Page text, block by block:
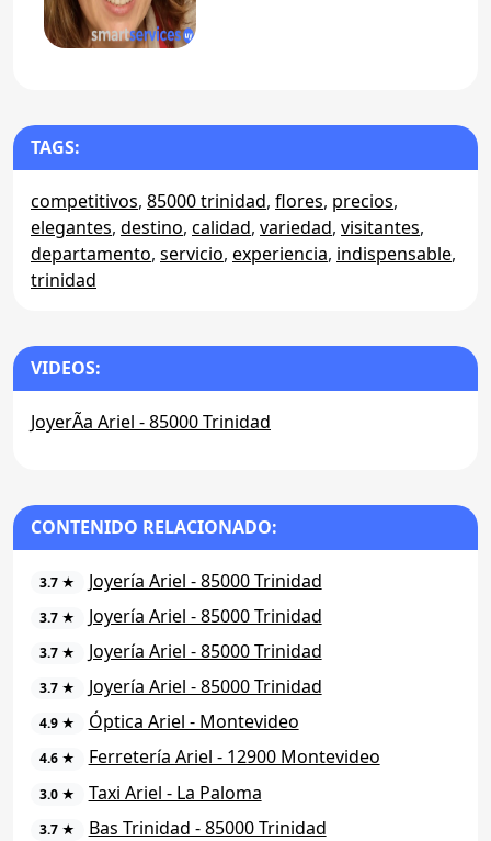
TAGS:
competitivos, 85000 trinidad, flores, precios,
elegantes, destino, calidad, variedad, visitantes,
departamento, servicio, experiencia, indispensable,
trinidad
VIDEOS:
JoyerÃ­a Ariel - 85000 Trinidad
CONTENIDO RELACIONADO:
3.7 ★ Joyería Ariel - 85000 Trinidad
3.7 ★ Joyería Ariel - 85000 Trinidad
3.7 ★ Joyería Ariel - 85000 Trinidad
3.7 ★ Joyería Ariel - 85000 Trinidad
4.9 ★ Óptica Ariel - Montevideo
4.6 ★ Ferretería Ariel - 12900 Montevideo
3.0 ★ Taxi Ariel - La Paloma
3.7 ★ Bas Trinidad - 85000 Trinidad